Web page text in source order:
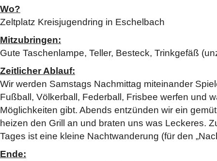
Wo?
Zeltplatz Kreisjugendring in Eschelbach
Mitzubringen:
Gute Taschenlampe, Teller, Besteck, Trinkgefäß
Zeitlicher Ablauf:
Wir werden Samstags Nachmittag miteinander
Fußball, Völkerball, Federball, Frisbee werfen und
Möglichkeiten gibt. Abends entzünden wir ein
heizen den Grill an und braten uns was Leckeres.
Tages ist eine kleine Nachtwanderung (für den
Ende: